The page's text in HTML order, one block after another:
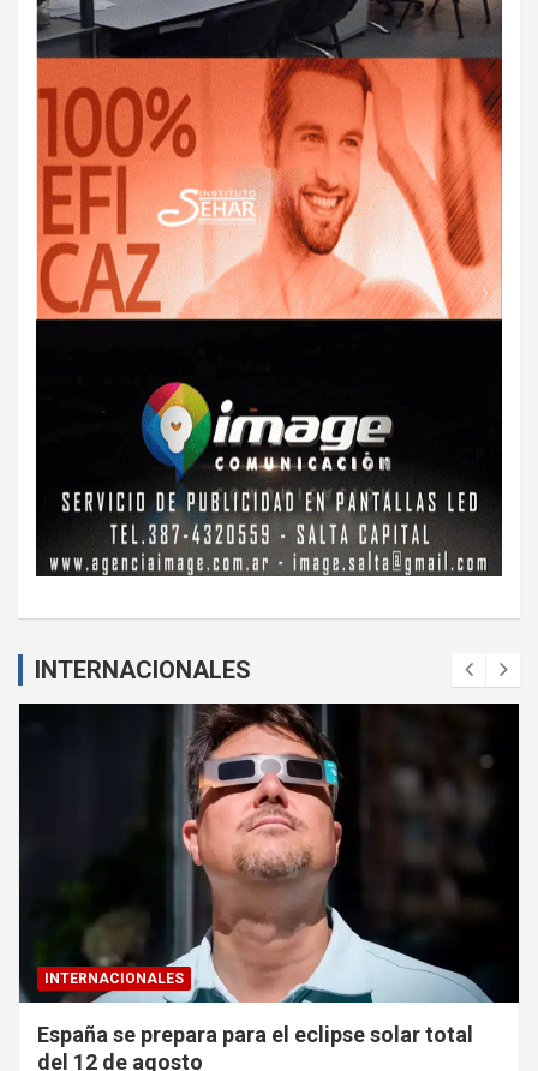
INTERNACIONALES
INTERNACIONALES
España se prepara para el eclipse solar total
del 12 de agosto